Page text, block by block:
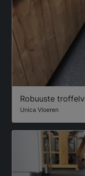
Robuuste
Unica Vloeren